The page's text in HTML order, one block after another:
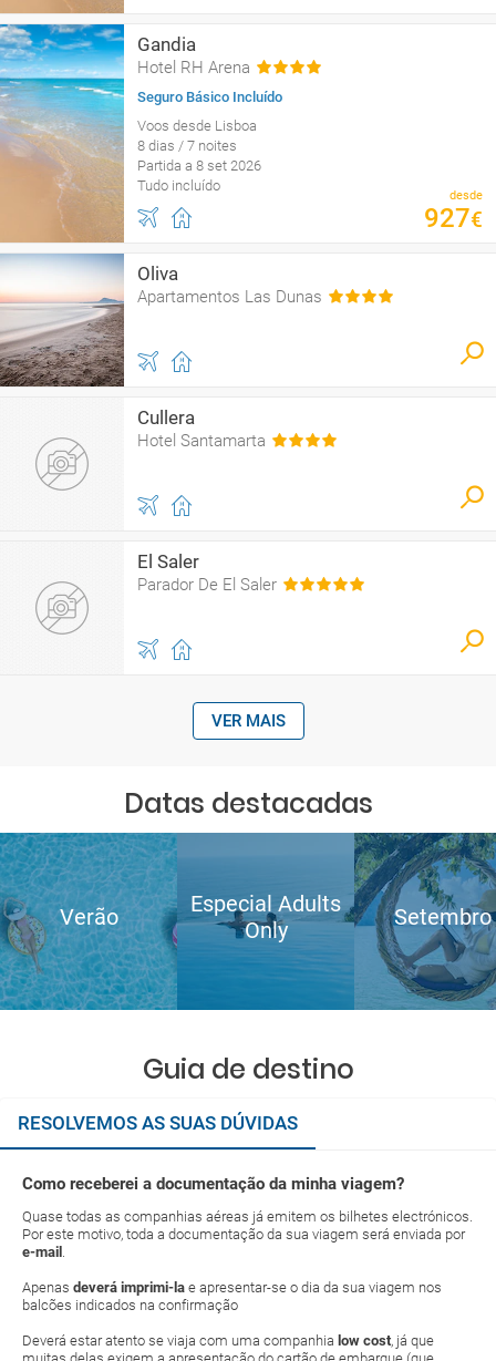
Gandia
Hotel RH Arena
Seguro Básico Incluído
Voos desde Lisboa
8 dias / 7 noites
Partida a 8 set 2026
Tudo incluído
desde
927€
Oliva
Apartamentos Las Dunas
Cullera
Hotel Santamarta
El Saler
Parador De El Saler
VER MAIS
Datas destacadas
Verão
Especial Adults
Only
Setembro
Guia de destino
RESOLVEMOS AS SUAS DÚVIDAS
Como receberei a documentação da minha viagem?
Quase todas as companhias aéreas já emitem os bilhetes electrónicos.
Por este motivo, toda a documentação da sua viagem será enviada por
e-mail .
Apenas deverá imprimi-la e apresentar-se o dia da sua viagem nos
balcões indicados na confirmação
Deverá estar atento se viaja com uma companhia low cost, já que